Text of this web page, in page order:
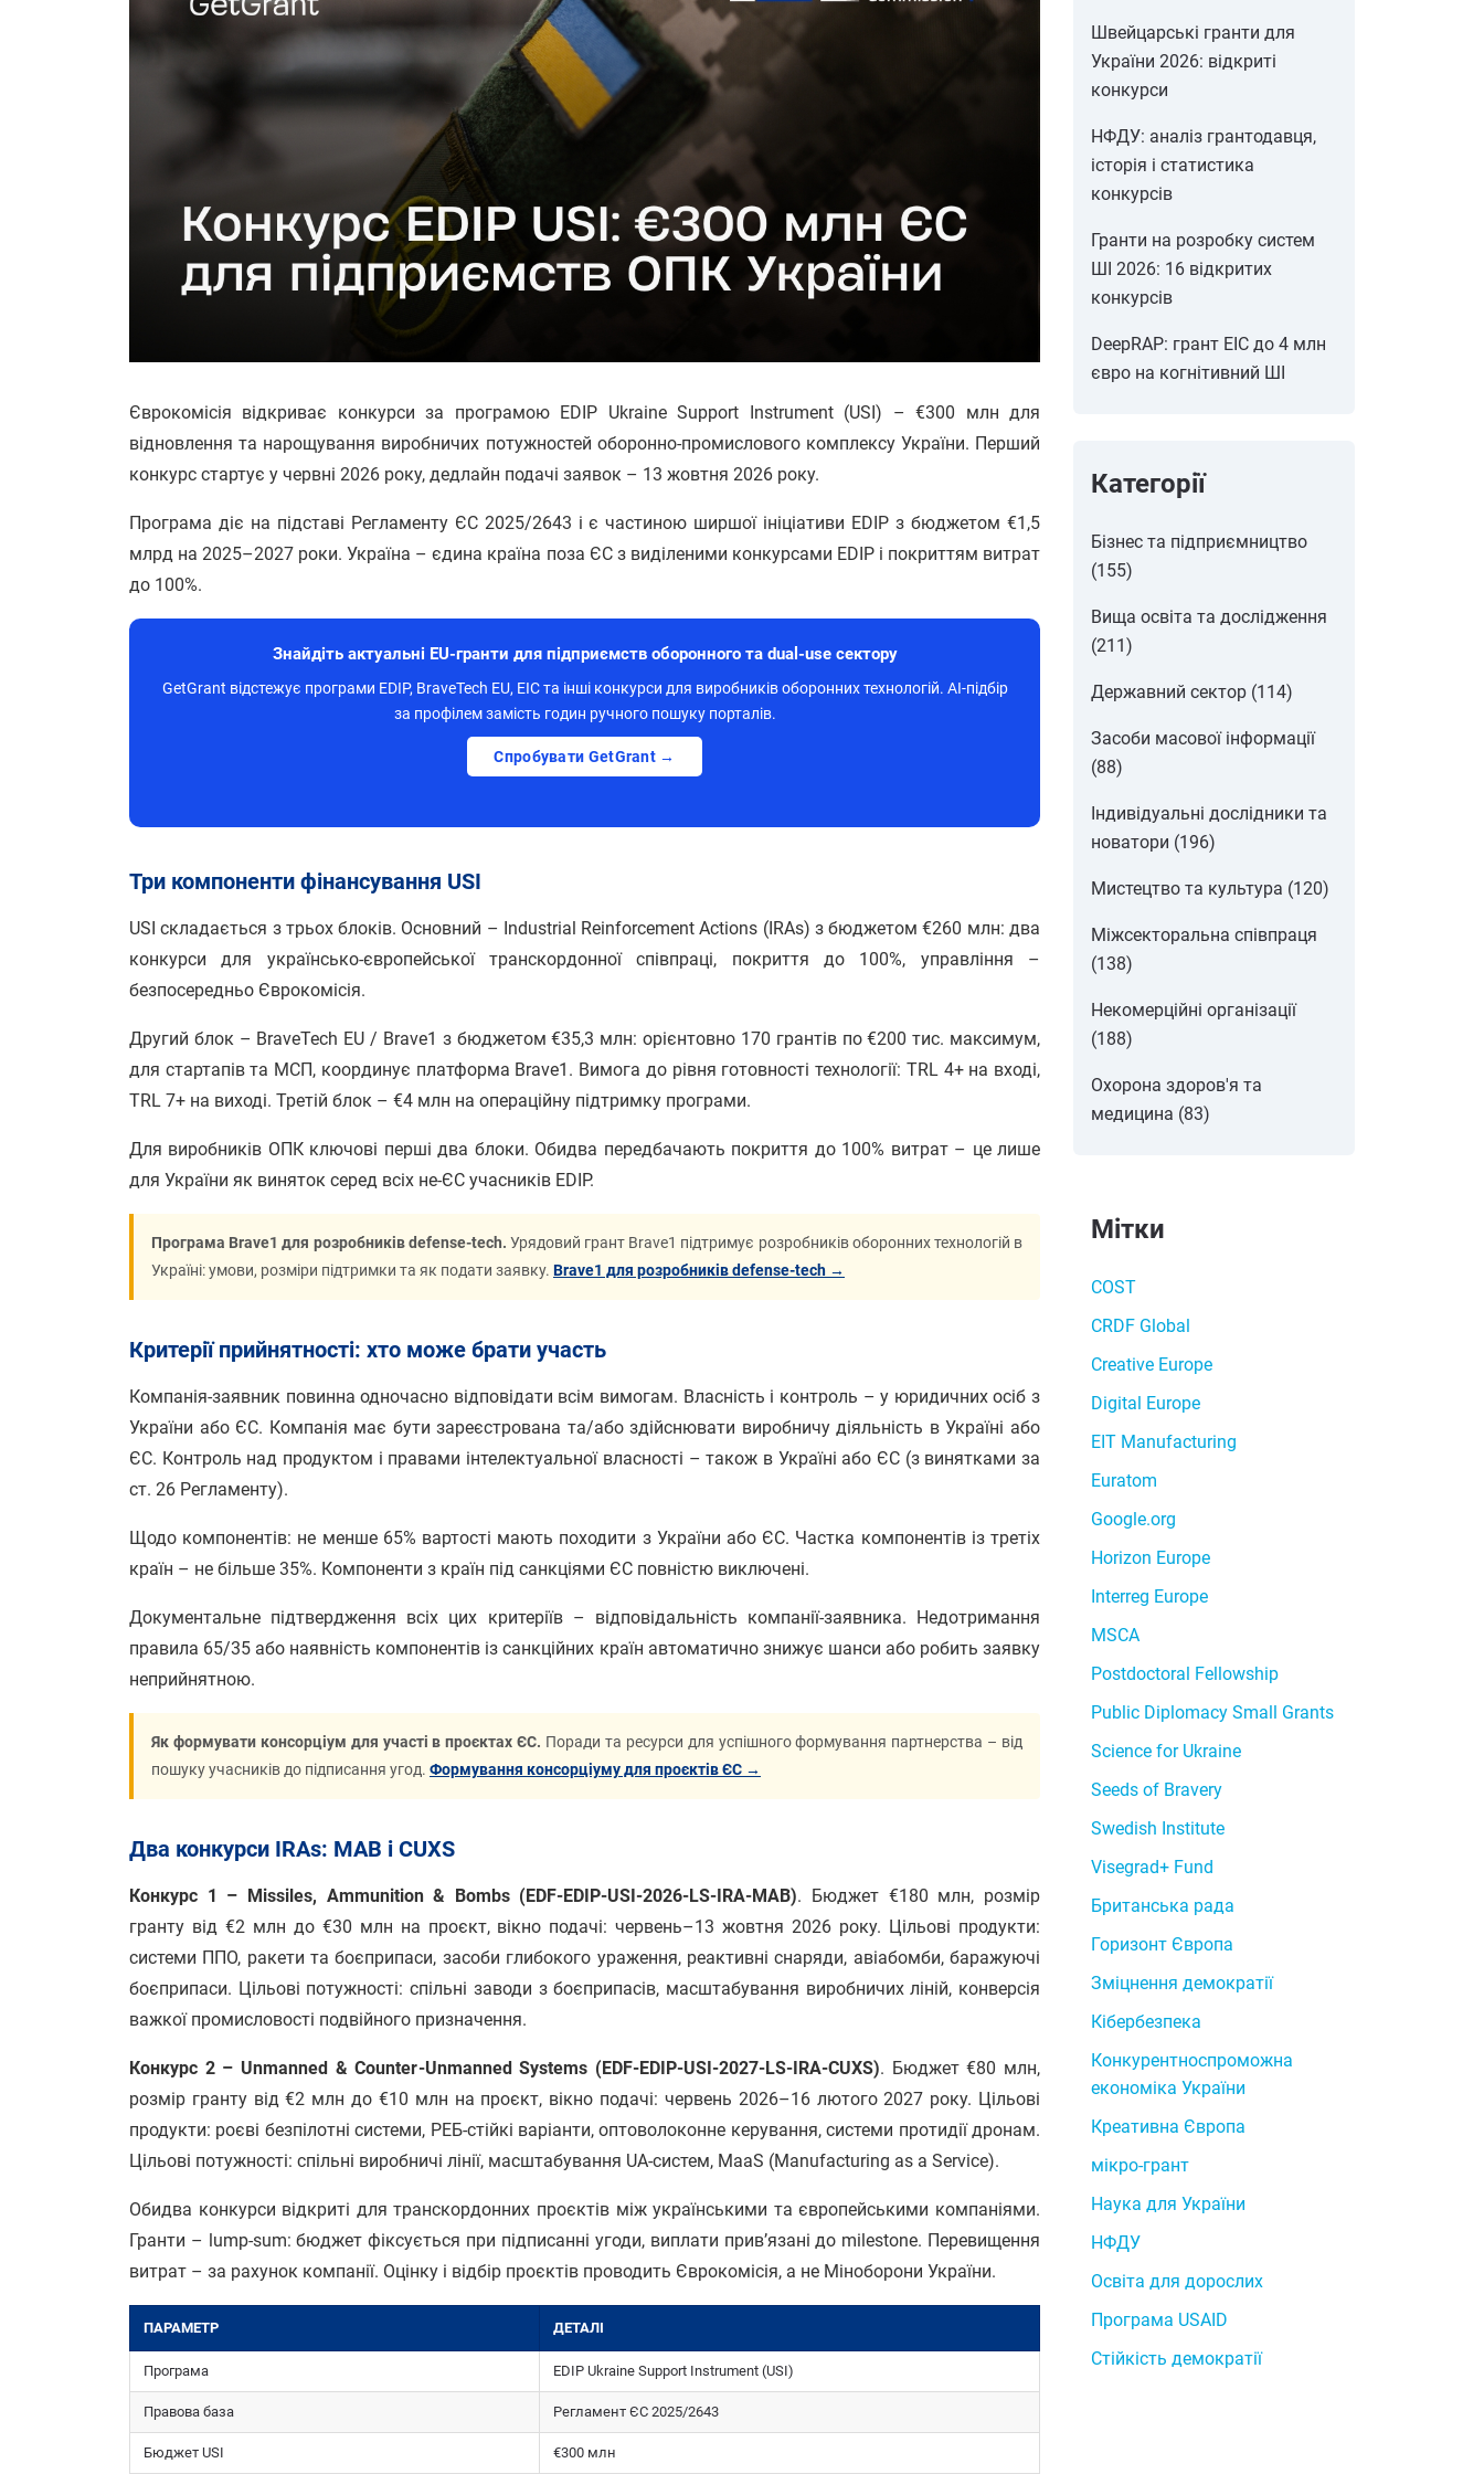
Єврокомісія відкриває конкурси за програмою EDIP Ukraine Support Instrument (USI) – €300 млн для
відновлення та нарощування виробничих потужностей оборонно-промислового комплексу України. Перший
конкурс стартує у червні 2026 року, дедлайн подачі заявок – 13 жовтня 2026 року.
Програма діє на підставі Регламенту ЄС 2025/2643 і є частиною ширшої ініціативи EDIP з бюджетом €1,5
млрд на 2025–2027 роки. Україна – єдина країна поза ЄС з виділеними конкурсами EDIP і покриттям витрат
до 100%.
Знайдіть актуальні EU-гранти для підприємств оборонного та dual-use сектору
GetGrant відстежує програми EDIP, BraveTech EU, EIC та інші конкурси для виробників оборонних технологій. AI-підбір
за профілем замість годин ручного пошуку порталів.
Спробувати GetGrant →
Три компоненти фінансування USI
USI складається з трьох блоків. Основний – Industrial Reinforcement Actions (IRAs) з бюджетом €260 млн: два
конкурси для українсько-європейської транскордонної співпраці, покриття до 100%, управління –
безпосередньо Єврокомісія.
Другий блок – BraveTech EU / Brave1 з бюджетом €35,3 млн: орієнтовно 170 грантів по €200 тис. максимум,
для стартапів та МСП, координує платформа Brave1. Вимога до рівня готовності технології: TRL 4+ на вході,
TRL 7+ на виході. Третій блок – €4 млн на операційну підтримку програми.
Для виробників ОПК ключові перші два блоки. Обидва передбачають покриття до 100% витрат – це лише
для України як виняток серед всіх не-ЄС учасників EDIP.
Програма Brave1 для розробників defense-tech. Урядовий грант Brave1 підтримує розробників оборонних технологій в
Україні: умови, розміри підтримки та як подати заявку. Brave1 для розробників defense-tech →
Критерії прийнятності: хто може брати участь
Компанія-заявник повинна одночасно відповідати всім вимогам. Власність і контроль – у юридичних осіб з
України або ЄС. Компанія має бути зареєстрована та/або здійснювати виробничу діяльність в Україні або
ЄС. Контроль над продуктом і правами інтелектуальної власності – також в Україні або ЄС (з винятками за
ст. 26 Регламенту).
Щодо компонентів: не менше 65% вартості мають походити з України або ЄС. Частка компонентів із третіх
країн – не більше 35%. Компоненти з країн під санкціями ЄС повністю виключені.
Документальне підтвердження всіх цих критеріїв – відповідальність компанії-заявника. Недотримання
правила 65/35 або наявність компонентів із санкційних країн автоматично знижує шанси або робить заявку
неприйнятною.
Як формувати консорціум для участі в проєктах ЄС. Поради та ресурси для успішного формування партнерства – від
пошуку учасників до підписання угод. Формування консорціуму для проєктів ЄС →
Два конкурси IRAs: MAB і CUXS
Конкурс 1 – Missiles, Ammunition & Bombs (EDF-EDIP-USI-2026-LS-IRA-MAB). Бюджет €180 млн, розмір
гранту від €2 млн до €30 млн на проєкт, вікно подачі: червень–13 жовтня 2026 року. Цільові продукти:
системи ППО, ракети та боєприпаси, засоби глибокого ураження, реактивні снаряди, авіабомби, баражуючі
боєприпаси. Цільові потужності: спільні заводи з боєприпасів, масштабування виробничих ліній, конверсія
важкої промисловості подвійного призначення.
Конкурс 2 – Unmanned & Counter-Unmanned Systems (EDF-EDIP-USI-2027-LS-IRA-CUXS). Бюджет €80 млн,
розмір гранту від €2 млн до €10 млн на проєкт, вікно подачі: червень 2026–16 лютого 2027 року. Цільові
продукти: роєві безпілотні системи, РЕБ-стійкі варіанти, оптоволоконне керування, системи протидії дронам.
Цільові потужності: спільні виробничі лінії, масштабування UA-систем, MaaS (Manufacturing as a Service).
Обидва конкурси відкриті для транскордонних проєктів між українськими та європейськими компаніями.
Гранти – lump-sum: бюджет фіксується при підписанні угоди, виплати прив’язані до milestone. Перевищення
витрат – за рахунок компанії. Оцінку і відбір проєктів проводить Єврокомісія, а не Міноборони України.
ПАРАМЕТР ДЕТАЛІ
Програма EDIP Ukraine Support Instrument (USI)
Правова база Регламент ЄС 2025/2643
Бюджет USI €300 млн
Швейцарські гранти для
України 2026: відкриті
конкурси
НФДУ: аналіз грантодавця,
історія і статистика
конкурсів
Гранти на розробку систем
ШІ 2026: 16 відкритих
конкурсів
DeepRAP: грант EIC до 4 млн
євро на когнітивний ШІ
Категорії
Бізнес та підприємництво
(155)
Вища освіта та дослідження
(211)
Державний сектор (114)
Засоби масової інформації
(88)
Індивідуальні дослідники та
новатори (196)
Мистецтво та культура (120)
Міжсекторальна співпраця
(138)
Некомерційні організації
(188)
Охорона здоров'я та
медицина (83)
Мітки
COST
CRDF Global
Creative Europe
Digital Europe
EIT Manufacturing
Euratom
Google.org
Horizon Europe
Interreg Europe
MSCA
Postdoctoral Fellowship
Public Diplomacy Small Grants
Science for Ukraine
Seeds of Bravery
Swedish Institute
Visegrad+ Fund
Британська рада
Горизонт Європа
Зміцнення демократії
Кібербезпека
Конкурентноспроможна
економіка України
Креативна Європа
мікро-грант
Наука для України
НФДУ
Освіта для дорослих
Програма USAID
Стійкість демократії